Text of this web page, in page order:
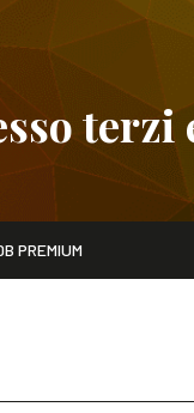
terzi
PREMIUM
sito